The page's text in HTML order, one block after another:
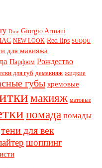
Dior Giorgio Armani
NEW LOOK Red lips SUQQU
для макияжа
Парфюм Рождество
для губ демакияж жидкие
губы кремовые
макияж матовые
помада помады
тени для век
шоппинг